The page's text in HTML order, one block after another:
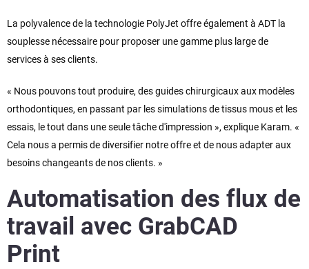
La polyvalence de la technologie PolyJet offre également à ADT la
souplesse nécessaire pour proposer une gamme plus large de
services à ses clients.
« Nous pouvons tout produire, des guides chirurgicaux aux modèles
orthodontiques, en passant par les simulations de tissus mous et les
essais, le tout dans une seule tâche d'impression », explique Karam. «
Cela nous a permis de diversifier notre offre et de nous adapter aux
besoins changeants de nos clients. »
Automatisation des flux de
travail avec GrabCAD
Print